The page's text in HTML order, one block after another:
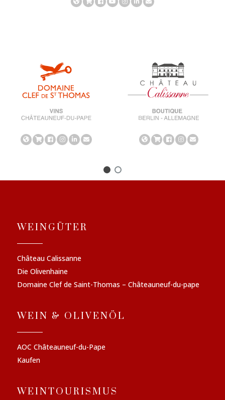
WEINGÜTER
Château Calissanne
Die Olivenhaine
Domaine Clef de Saint-Thomas – Châteauneuf-du-pape
WEIN & OLIVENÖL
AOC Châteauneuf-du-Pape
Kaufen
WEINTOURISMUS